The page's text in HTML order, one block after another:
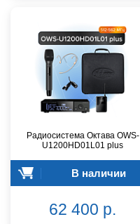
Радиосистема Октава OWS-
U1200HD01L01 plus
В наличии
62 400 р.